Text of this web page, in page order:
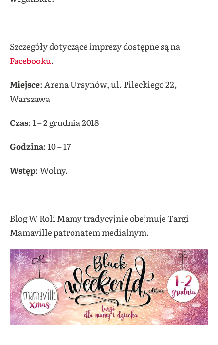
Szczegóły dotyczące imprezy dostępne są na
Facebooku.
Miejsce: Arena Ursynów, ul. Pileckiego 22,
Warszawa
Czas: 1 – 2 grudnia 2018
Godzina: 10 – 17
Wstęp: Wolny.
Blog W Roli Mamy tradycyjnie obejmuje Targi
Mamaville patronatem medialnym.